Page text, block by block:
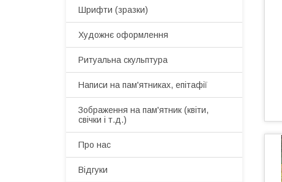
Шрифти (зразки)
Художнє оформлення
Ритуальна скульптура
Написи на пам'ятниках, епітафії
Зображення на пам'ятник (квіти,
свічки і т.д.)
Про нас
Відгуки